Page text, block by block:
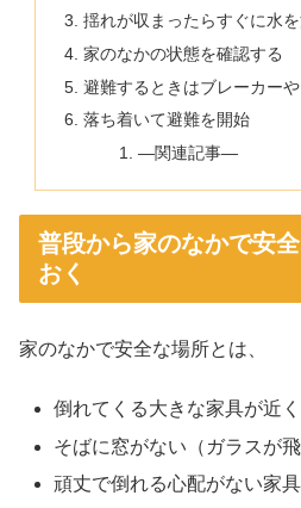
揺れが収まったらすぐに水
家のなかの状態を確認する
避難するときはブレーカー
落ち着いて避難を開始
—関連記事—
普段から家のなかで安
おく
家のなかで安全な場所とは、
倒れてくる大きな家具が近
そばに窓がない（ガラスが飛
頑丈で倒れる心配がない家